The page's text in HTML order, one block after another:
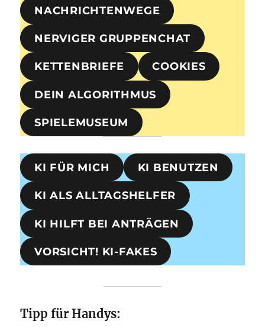
NACHRICHTENWEGE
NERVIGER GRUPPENCHAT
KETTENBRIEFE COOKIES
DEIN ALGORITHMUS
SPIELEMUSEUM
KI FÜR MICH KI BENUTZEN
KI ALS ALLTAGSHELFER
KI HILFT BEI ANTRÄGEN
VORSICHT! KI-FAKES
Tipp für Handys: